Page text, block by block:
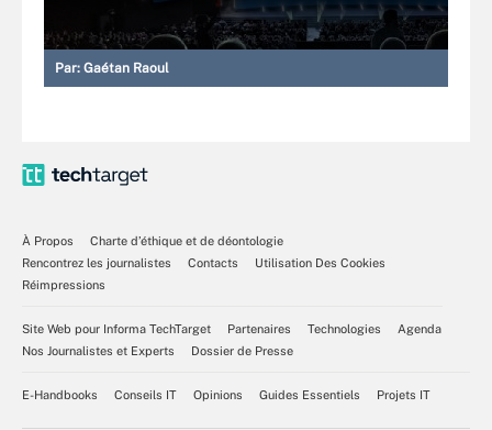
Par: Gaétan Raoul
À Propos
Charte d’éthique et de déontologie
Rencontrez les journalistes
Contacts
Utilisation Des Cookies
Réimpressions
Site Web pour Informa TechTarget Partenaires Technologies
Agenda
Nos Journalistes et Experts
Dossier de Presse
E-Handbooks Conseils IT Opinions Guides Essentiels Projets IT